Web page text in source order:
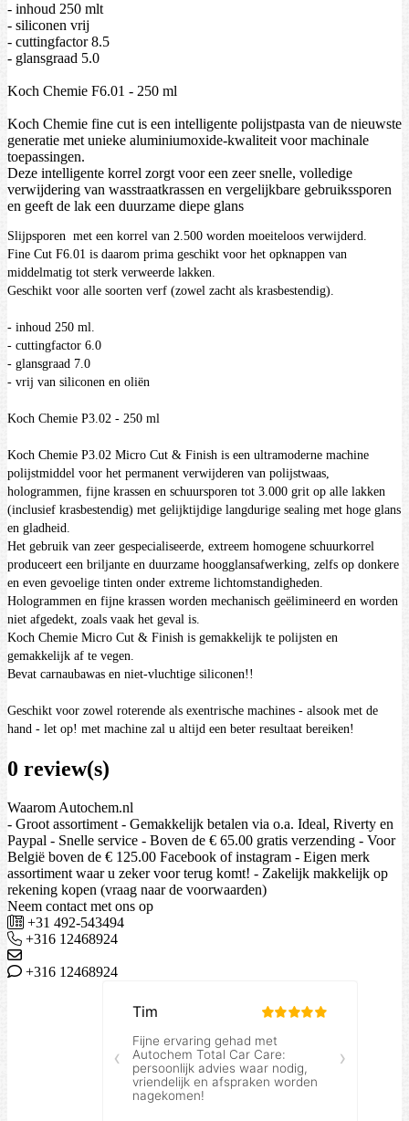
- inhoud 250 mlt
- siliconen vrij
- cuttingfactor 8.5
- glansgraad 5.0
Koch Chemie F6.01 - 250 ml
Koch Chemie fine cut is een intelligente polijstpasta van de nieuwste
generatie met unieke aluminiumoxide-kwaliteit voor machinale
toepassingen.
Deze intelligente korrel zorgt voor een zeer snelle, volledige
verwijdering van wasstraatkrassen en vergelijkbare gebruikssporen
en geeft de lak een duurzame diepe glans
Slijpsporen met een korrel van 2.500 worden moeiteloos verwijderd.
Fine Cut F6.01 is daarom prima geschikt voor het opknappen van
middelmatig tot sterk verweerde lakken.
Geschikt voor alle soorten verf (zowel zacht als krasbestendig).
- inhoud 250 ml.
- cuttingfactor 6.0
- glansgraad 7.0
- vrij van siliconen en oliën
Koch Chemie P3.02 - 250 ml
Koch Chemie P3.02 Micro Cut & Finish is een ultramoderne machine
polijstmiddel voor het permanent verwijderen van polijstwaas,
hologrammen, fijne krassen en schuursporen tot 3.000 grit op alle lakken
(inclusief krasbestendig) met gelijktijdige langdurige sealing met hoge glans
en gladheid.
Het gebruik van zeer gespecialiseerde, extreem homogene schuurkorrel
produceert een briljante en duurzame hoogglansafwerking, zelfs op donkere
en even gevoelige tinten onder extreme lichtomstandigheden.
Hologrammen en fijne krassen worden mechanisch geëlimineerd en worden
niet afgedekt, zoals vaak het geval is.
Koch Chemie Micro Cut & Finish is gemakkelijk te polijsten en
gemakkelijk af te vegen.
Bevat carnaubawas en niet-vluchtige siliconen!!
Geschikt voor zowel roterende als exentrische machines - alsook met de
hand - let op! met machine zal u altijd een beter resultaat bereiken!
0 review(s)
Waarom Autochem.nl
- Groot assortiment - Gemakkelijk betalen via o.a. Ideal, Riverty en
Paypal - Snelle service - Boven de € 65.00 gratis verzending - Voor
België boven de € 125.00 Facebook of instagram - Eigen merk
assortiment waar u zeker voor terug komt! - Zakelijk makkelijk op
rekening kopen (vraag naar de voorwaarden)
Neem contact met ons op
+31 492-543494
+316 12468924
+316 12468924